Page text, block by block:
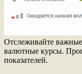
Отслеживайте
валютные курсы.
показателей.